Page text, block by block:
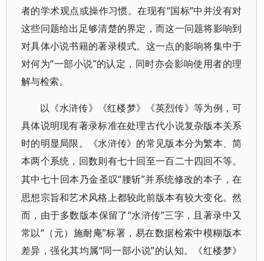
者的学术观点或操作习惯。在现有“国标”中并没有对
这些问题给出足够清楚的界定，而这一问题将影响到
对具体小说书籍的著录模式。这一点的影响将集中于
对何为“一部小说”的认定，同时亦会影响使用者的理
解与检索。
以《水浒传》《红楼梦》《英烈传》等为例，可
具体说明现有著录标准在处理古代小说复杂版本关系
时的明显局限。《水浒传》的常见版本分为繁本、简
本两个系统，回数则有七十回至一百二十四回不等。
其中七十回本乃金圣叹“腰斩”并系统修改的本子，在
思想宗旨和艺术风格上都较此前版本有较大变化。然
而，由于多数版本保留了“水浒传”三字，且著录中又
常以“（元）施耐庵”标署，易在数据检索中模糊版本
差异，强化其均属“同一部小说”的认知。《红楼梦》